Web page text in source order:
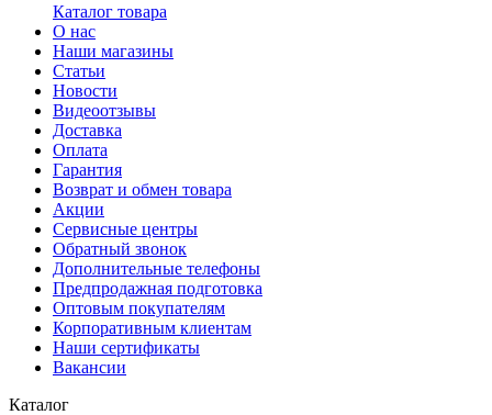
Каталог товара
О нас
Наши магазины
Статьи
Новости
Видеоотзывы
Доставка
Оплата
Гарантия
Возврат и обмен товара
Акции
Сервисные центры
Обратный звонок
Дополнительные телефоны
Предпродажная подготовка
Оптовым покупателям
Корпоративным клиентам
Наши сертификаты
Вакансии
Каталог